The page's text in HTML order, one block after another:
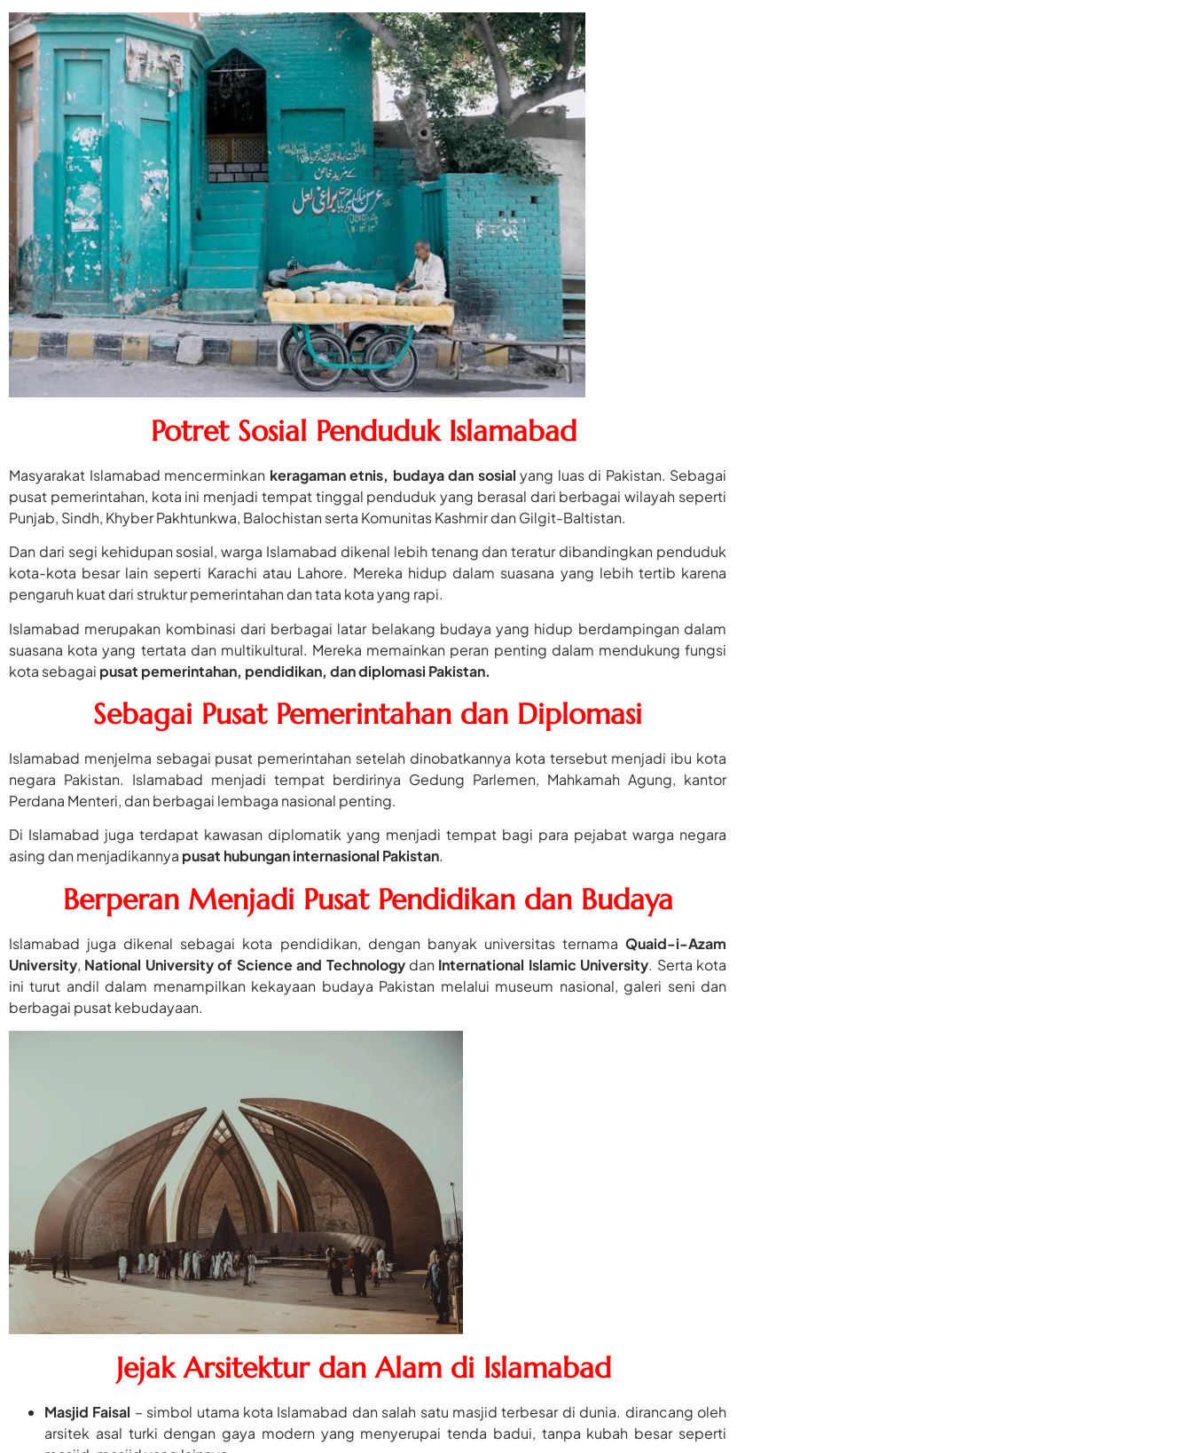
Potret Sosial Penduduk Islamabad
Masyarakat Islamabad mencerminkan keragaman etnis, budaya dan sosial yang luas di Pakistan. Sebagai
pusat pemerintahan, kota ini menjadi tempat tinggal penduduk yang berasal dari berbagai wilayah seperti
Punjab, Sindh, Khyber Pakhtunkwa, Balochistan serta Komunitas Kashmir dan Gilgit-Baltistan.
Dan dari segi kehidupan sosial, warga Islamabad dikenal lebih tenang dan teratur dibandingkan penduduk
kota-kota besar lain seperti Karachi atau Lahore. Mereka hidup dalam suasana yang lebih tertib karena
pengaruh kuat dari struktur pemerintahan dan tata kota yang rapi.
Islamabad merupakan kombinasi dari berbagai latar belakang budaya yang hidup berdampingan dalam
suasana kota yang tertata dan multikultural. Mereka memainkan peran penting dalam mendukung fungsi
kota sebagai pusat pemerintahan, pendidikan, dan diplomasi Pakistan.
Sebagai Pusat Pemerintahan dan Diplomasi
Islamabad menjelma sebagai pusat pemerintahan setelah dinobatkannya kota tersebut menjadi ibu kota
negara Pakistan. Islamabad menjadi tempat berdirinya Gedung Parlemen, Mahkamah Agung, kantor
Perdana Menteri, dan berbagai lembaga nasional penting.
Di Islamabad juga terdapat kawasan diplomatik yang menjadi tempat bagi para pejabat warga negara
asing dan menjadikannya pusat hubungan internasional Pakistan.
Berperan Menjadi Pusat Pendidikan dan Budaya
Islamabad juga dikenal sebagai kota pendidikan, dengan banyak universitas ternama Quaid-i-Azam
University, National University of Science and Technologydan International Islamic University. Serta kota
ini turut andil dalam menampilkan kekayaan budaya Pakistan melalui museum nasional, galeri seni dan
berbagai pusat kebudayaan.
Jejak Arsitektur dan Alam di Islamabad
Masjid Faisal – simbol utama kota Islamabad dan salah satu masjid terbesar di dunia. dirancang oleh
arsitek asal turki dengan gaya modern yang menyerupai tenda badui, tanpa kubah besar seperti